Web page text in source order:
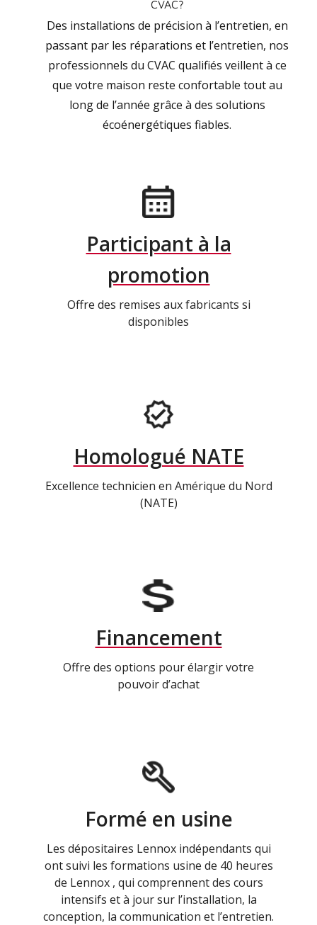
CVAC?
Des installations de précision à l’entretien, en
passant par les réparations et l’entretien, nos
professionnels du CVAC qualifiés veillent à ce
que votre maison reste confortable tout au
long de l’année grâce à des solutions
écoénergétiques fiables.
Participant à la
promotion
Offre des remises aux fabricants si
disponibles
Homologué NATE
Excellence technicien en Amérique du Nord
(NATE)
Financement
Offre des options pour élargir votre
pouvoir d’achat
Formé en usine
Les dépositaires Lennox indépendants qui
ont suivi les formations usine de 40 heures
de Lennox , qui comprennent des cours
intensifs et à jour sur l’installation, la
conception, la communication et l’entretien.